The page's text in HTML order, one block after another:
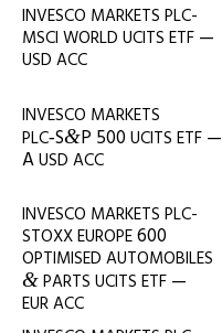
INVESCO MARKETS PLC-
MSCI WORLD UCITS ETF —
USD ACC
INVESCO MARKETS
PLC‑S&P 500 UCITS ETF —
AUSD ACC
INVESCO MARKETS PLC-
STOXXEUROPE600
OPTIMISED AUTOMOBILES
&PARTS UCITS ETF —
EURACC